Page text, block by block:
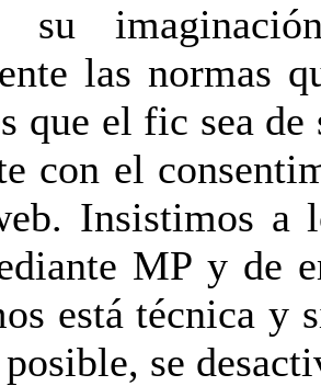
su
las normas
que el fic sea
con el
Insistimos a
MP y de
está técnica y
se